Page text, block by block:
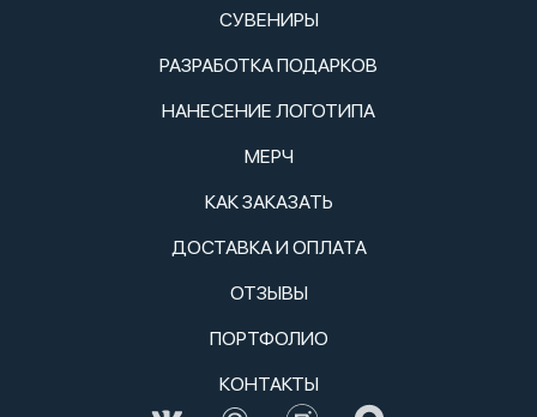
СУВЕНИРЫ
РАЗРАБОТКА ПОДАРКОВ
НАНЕСЕНИЕ ЛОГОТИПА
МЕРЧ
КАК ЗАКАЗАТЬ
ДОСТАВКА И ОПЛАТА
ОТЗЫВЫ
ПОРТФОЛИО
КОНТАКТЫ